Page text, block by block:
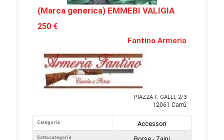
(Marca generica) EMMEBI VALIGIA
250 €
Fantino Armeria
PIAZZA F. GALLI, 2/3
12061 Carrù
Categoria
Sottocategoria
Accessori